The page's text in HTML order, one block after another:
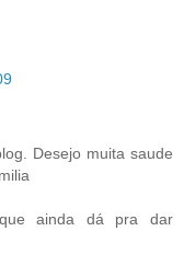
Desejo muita saude
ainda dá pra dar